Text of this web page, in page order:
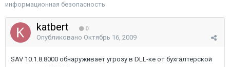
информационная безопасность
katbert 0
Опубликовано Октябрь 16, 2009
SAV 10.1.8.8000 обнаруживает угрозу в DLL-ке от бухгалтерской